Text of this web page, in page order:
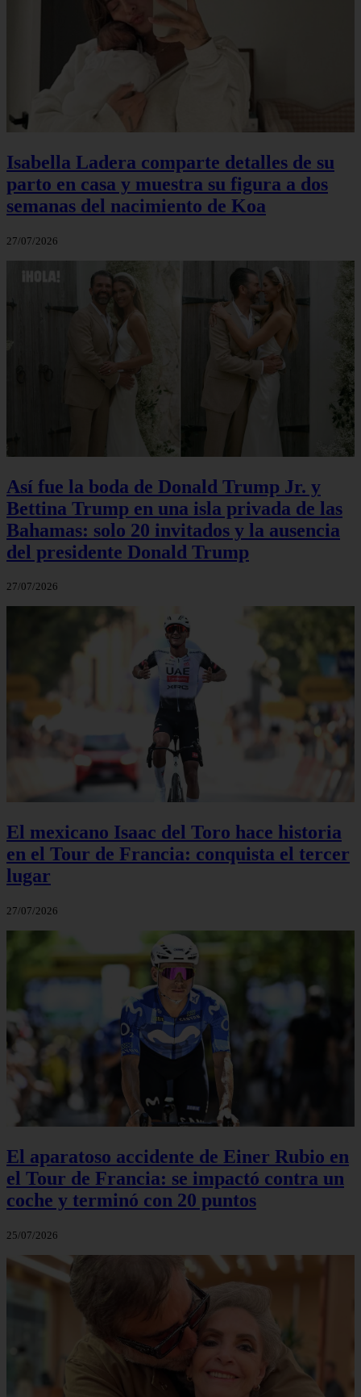
Isabella Ladera comparte detalles de su
parto en casa y muestra su figura a dos
semanas del nacimiento de Koa
27/07/2026
Así fue la boda de Donald Trump Jr. y
Bettina Trump en una isla privada de las
Bahamas: solo 20 invitados y la ausencia
del presidente Donald Trump
27/07/2026
El mexicano Isaac del Toro hace historia
en el Tour de Francia: conquista el tercer
lugar
27/07/2026
El aparatoso accidente de Einer Rubio en
el Tour de Francia: se impactó contra un
coche y terminó con 20 puntos
25/07/2026